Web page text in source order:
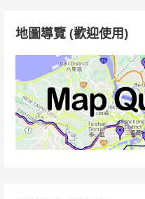
地圖導覽 (歡迎使用)